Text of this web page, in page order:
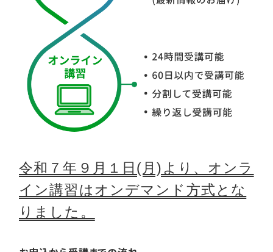
令和７年９月１日(月)より、オンラ
イン講習はオンデマンド方式とな
りました。